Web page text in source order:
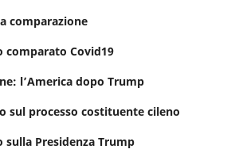
comparazione
comparato Covid19
l’America dopo Trump
sul processo costituente cileno
sulla Presidenza Trump